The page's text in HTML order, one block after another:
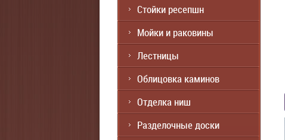
Стойки ресепшн
Мойки и раковины
Лестницы
Облицовка каминов
Отделка ниш
Разделочные доски